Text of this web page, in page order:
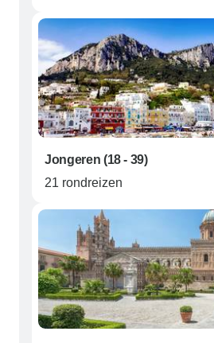
Jongeren (18 - 39)
21 rondreizen